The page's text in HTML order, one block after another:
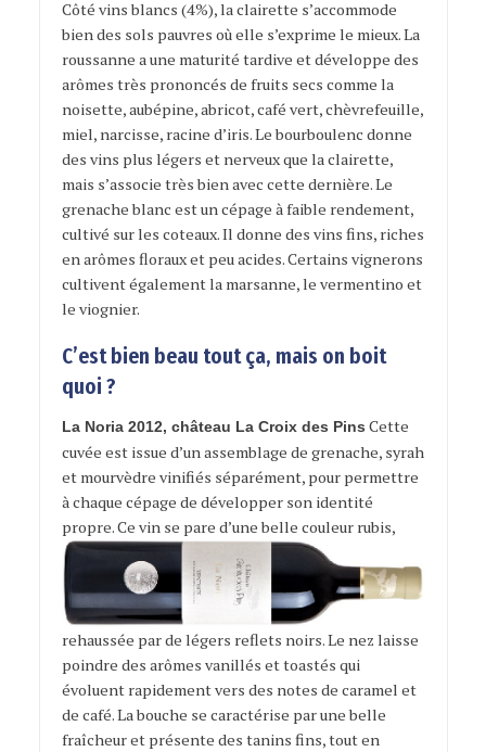
Côté vins blancs (4%), la clairette s’accommode
bien des sols pauvres où elle s’exprime le mieux. La
roussanne a une maturité tardive et développe des
arômes très prononcés de fruits secs comme la
noisette, aubépine, abricot, café vert, chèvrefeuille,
miel, narcisse, racine d’iris. Le bourboulenc donne
des vins plus légers et nerveux que la clairette,
mais s’associe très bien avec cette dernière. Le
grenache blanc est un cépage à faible rendement,
cultivé sur les coteaux. Il donne des vins fins, riches
en arômes floraux et peu acides. Certains vignerons
cultivent également la marsanne, le vermentino et
le viognier.
C’est bien beau tout ça, mais on boit
quoi ?
La Noria 2012, château La Croix des Pins Cette
cuvée est issue d’un assemblage de grenache, syrah
et mourvèdre vinifiés séparément, pour permettre
à chaque cépage de développer son identité
propre.Ce vin se pare d’une belle couleur rubis,
rehaussée par de légers reflets noirs. Le nez laisse
poindre des arômes vanillés et toastés qui
évoluent rapidement vers des notes de caramel et
de café. La bouche se caractérise par une belle
fraîcheur et présente des tanins fins, tout en